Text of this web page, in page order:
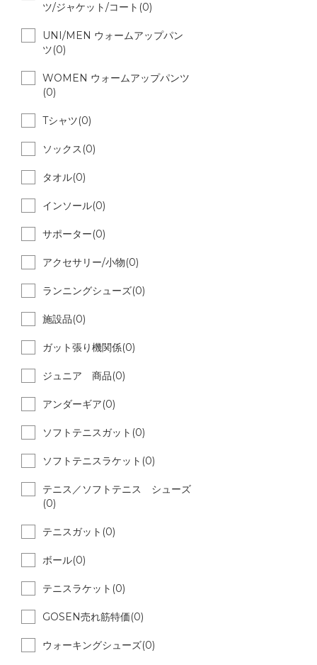
ツ/ジャケット/コート(0)
UNI/MEN ウォームアップパン
ツ(0)
WOMEN ウォームアップパンツ
(0)
Tシャツ(0)
ソックス(0)
タオル(0)
インソール(0)
サポーター(0)
アクセサリー/小物(0)
ランニングシューズ(0)
施設品(0)
ガット張り機関係(0)
ジュニア 商品(0)
アンダーギア(0)
ソフトテニスガット(0)
ソフトテニスラケット(0)
テニス／ソフトテニス シューズ
(0)
テニスガット(0)
ボール(0)
テニスラケット(0)
GOSEN売れ筋特価(0)
ウォーキングシューズ(0)